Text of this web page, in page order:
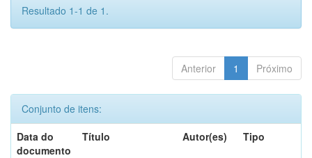
Resultado 1-1 de 1.
Anterior 1 Próximo
Conjunto de itens:
Data do
documento
Título Autor(es) Tipo